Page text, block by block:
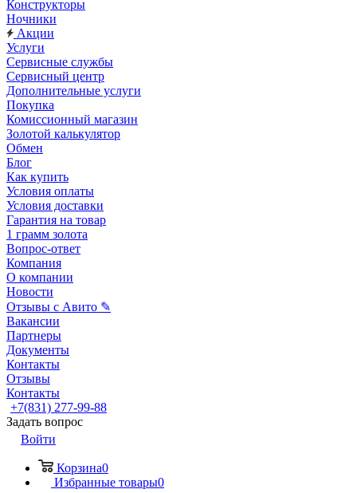
Конструкторы
Ночники
Акции
Услуги
Сервисные службы
Сервисный центр
Дополнительные услуги
Покупка
Комиссионный магазин
Золотой калькулятор
Обмен
Блог
Как купить
Условия оплаты
Условия доставки
Гарантия на товар
1 грамм золота
Вопрос-ответ
Компания
О компании
Новости
Отзывы с Авито ✎
Вакансии
Партнеры
Документы
Контакты
Отзывы
Контакты
+7(831) 277-99-88
Задать вопрос
Войти
Корзина0
Избранные товары0